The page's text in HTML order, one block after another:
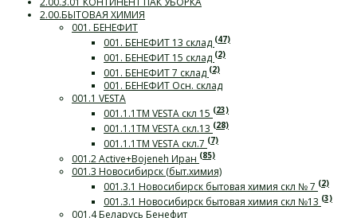
2.00.БЫТОВАЯ ХИМИЯ
001. БЕНЕФИТ
001. БЕНЕФИТ 13 склад (47)
001. БЕНЕФИТ 15 склад (2)
001. БЕНЕФИТ 7 склад (2)
001. БЕНЕФИТ Осн. склад
001.1 VESTA
001.1.1ТМ VESTA скл 15 (23)
001.1.1ТМ VESTA скл.13 (28)
001.1.1ТМ VESTA скл.7 (7)
001.2 Active+Bojeneh Иран (85)
001.3 Новосибирск (быт.химия)
001.3.1 Новосибирск бытовая химия скл № 7 (2)
001.3.1 Новосибирск бытовая химия скл №13 (3)
001.4 Беларусь Бенефит